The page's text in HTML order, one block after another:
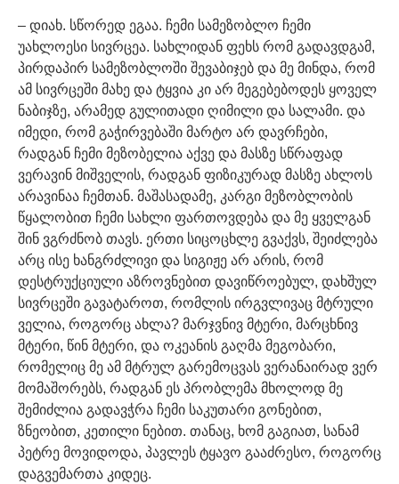
– დიახ. სწორედ ეგაა. ჩემი სამეზობლო ჩემი
უახლოესი სივრცეა. სახლიდან ფეხს რომ გადავდგამ,
პირდაპირ სამეზობლოში შევაბიჯებ და მე მინდა, რომ
ამ სივრცეში მახე და ტყვია კი არ მეგებებოდეს ყოველ
ნაბიჯზე, არამედ გულითადი ღიმილი და სალამი. და
იმედი, რომ გაჭირვებაში მარტო არ დავრჩები,
რადგან ჩემი მეზობელია აქვე და მასზე სწრაფად
ვერავინ მიშველის, რადგან ფიზიკურად მასზე ახლოს
არავინაა ჩემთან. მაშასადამე, კარგი მეზობლობის
წყალობით ჩემი სახლი ფართოვდება და მე ყველგან
შინ ვგრძნობ თავს. ერთი სიცოცხლე გვაქვს, შეიძლება
არც ისე ხანგრძლივი და სიგიჟე არ არის, რომ
დესტრუქციული აზროვნებით დავიწროებულ, დახშულ
სივრცეში გავატაროთ, რომლის ირგვლივაც მტრული
ველია, როგორც ახლა? მარჯვნივ მტერი, მარცხნივ
მტერი, წინ მტერი, და ოკეანის გაღმა მეგობარი,
რომელიც მე ამ მტრულ გარემოცვას ვერანაირად ვერ
მომაშორებს, რადგან ეს პრობლემა მხოლოდ მე
შემიძლია გადავჭრა ჩემი საკუთარი გონებით,
ზნეობით, კეთილი ნებით. თანაც, ხომ გაგიათ, სანამ
პეტრე მოვიდოდა, პავლეს ტყავო გააძრესო, როგორც
დაგვემართა კიდეც.